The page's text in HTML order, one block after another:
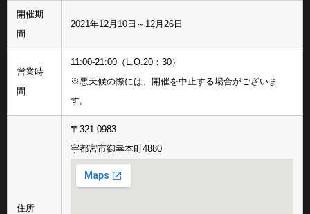
開催期
間
2021年12月10日～12月26日
営業時
間
11:00-21:00（L.O.20：30）
※悪天候の際には、開催を中止する場合がございま
す。
住所
〒321-0983
宇都宮市御幸本町4880